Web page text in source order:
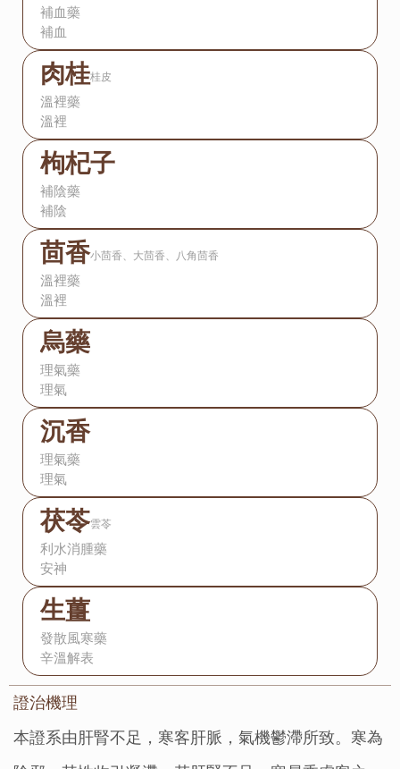
補血藥
補血
肉桂桂皮
溫裡藥
溫裡
枸杞子
補陰藥
補陰
茴香小茴香、大茴香、八角茴香
溫裡藥
溫裡
烏藥
理氣藥
理氣
沉香
理氣藥
理氣
茯苓雲苓
利水消腫藥
安神
生薑
發散風寒藥
辛溫解表
證治機理：
本證系由肝腎不足，寒客肝脈，氣機鬱滯所致。寒為